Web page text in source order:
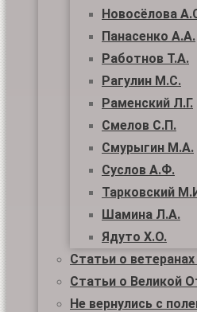
Новосёлова
Панасенко А.А.
Работнов Т.А.
Рагулин М.С.
Раменский Л.Г.
Смелов С.П.
Смурыгин М.А.
Суслов А.Ф.
Тарковский
Шамина Л.А.
Ядуто Х.О.
Статьи о
Статьи о Великой
Не вернулись с